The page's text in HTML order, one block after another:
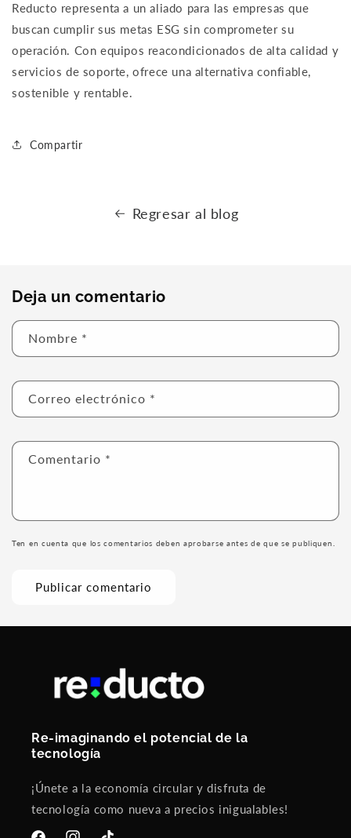
Reducto representa a un aliado para las empresas que
buscan cumplir sus metas ESG sin comprometer su
operación. Con equipos reacondicionados de alta calidad y
servicios de soporte, ofrece una alternativa confiable,
sostenible y rentable.
Compartir
Regresar al blog
Deja un comentario
Nombre *
Correo electrónico *
Comentario *
Ten en cuenta que los comentarios deben aprobarse antes de que se publiquen.
Re-imaginando el potencial de la
tecnología
¡Únete a la economía circular y disfruta de
tecnología como nueva a precios inigualables!